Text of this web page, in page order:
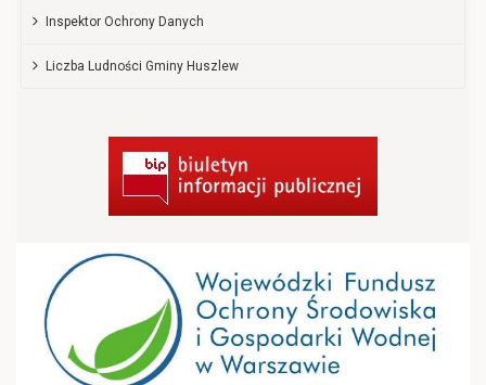
Inspektor Ochrony Danych
Liczba Ludności Gminy Huszlew